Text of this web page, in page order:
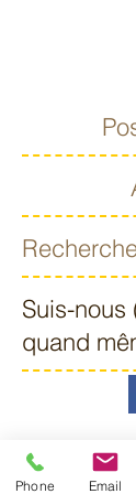
Suis-nous
quand
Phone Email